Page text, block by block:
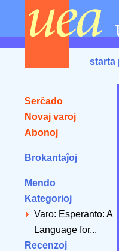
starta
Serĉado
Novaj varoj
Abonoj
Brokantaĵoj
Mendo
Kategorioj
Varo: Esperanto: A
Language for...
Recenzoj